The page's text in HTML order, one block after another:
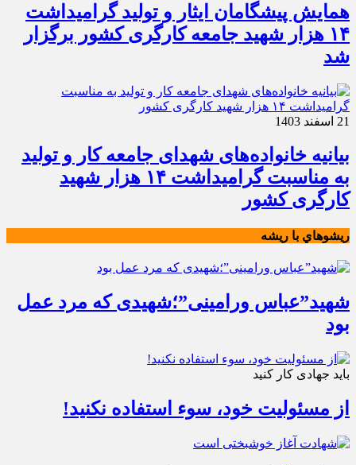
همایش پیشگامان ایثار و تولید گرامیداشت
۱۴ هزار شهید جامعه کارگری کشور برگزار
شد
21 اسفند 1403
بیانیه خانواده‌های شهدای جامعه کار و تولید
به مناسبت گرامیداشت ۱۴ هزار شهید
کارگری کشور
ريشوهاي با ريشه
شهید”عباس ورامینی”؛شهیدی که مرد عمل
بود
باید جهادی کار کنید
از مسئولیت خود، سوء استفاده نکنید!